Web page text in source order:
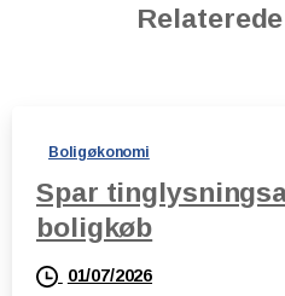
Boligøkonomi
Spar
boligkøb
01/07/2026